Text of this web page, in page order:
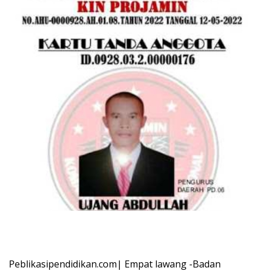
Peblikasipendidikan.com| Empat lawang -Badan